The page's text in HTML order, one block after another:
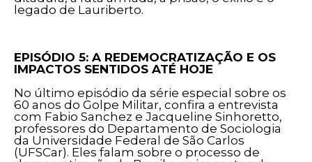
legado de Lauriberto.
EPISÓDIO 5: A REDEMOCRATIZAÇÃO E OS
IMPACTOS SENTIDOS ATÉ HOJE
No último episódio da série especial sobre os
60 anos do Golpe Militar, confira a entrevista
com Fabio Sanchez e Jacqueline Sinhoretto,
professores do Departamento de Sociologia
da Universidade Federal de São Carlos
(UFSCar). Eles falam sobre o processo de